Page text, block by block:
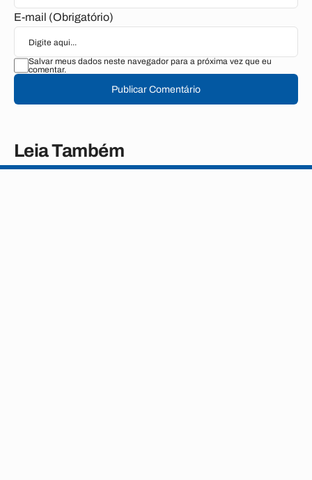
E-mail (Obrigatório)
Salvar meus dados neste navegador para a próxima vez que eu
comentar.
Publicar Comentário
Leia Também